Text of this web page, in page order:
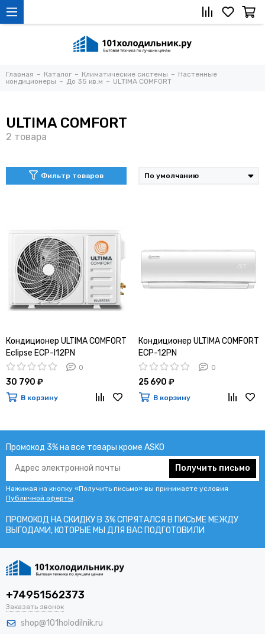
Главная Каталог Климатические системы
Настенные
кондиционеры
До 35 кв.м ULTIMA COMFORT
ULTIMA COMFORT
Фильтр товаров
Кондиционер ULTIMA COMFORT
Eclipse ECP-I12PN
0
30 790 ₽
В корзину
Кондиционер ULTIMA COMFORT
ECP-12PN
0
25 690 ₽
В корзину
Промокод 3% на все товары кроме ASKO
Получить письмо
Нажимая на кнопку «Получить письмо» вы принимаете условия
Публичной оферты
ПРОМОКОД НА СКИДКУ В 3% СПРЯТАЛСЯ В ПИCЬМЕ МЕЖДУ
ВЫГОДАМИ, КОТОРЫЕ МЫ ДЛЯ ВАС ПОДГОТОВИЛИ
+74951562373
Заказать звонок
shop@101holodilnik.ru